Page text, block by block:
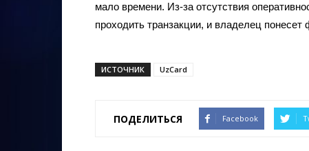
мало времени. Из-за отсутствия
проходить транзакции, и владелец
ИСТОЧНИК UzCard
ПОДЕЛИТЬСЯ Facebook